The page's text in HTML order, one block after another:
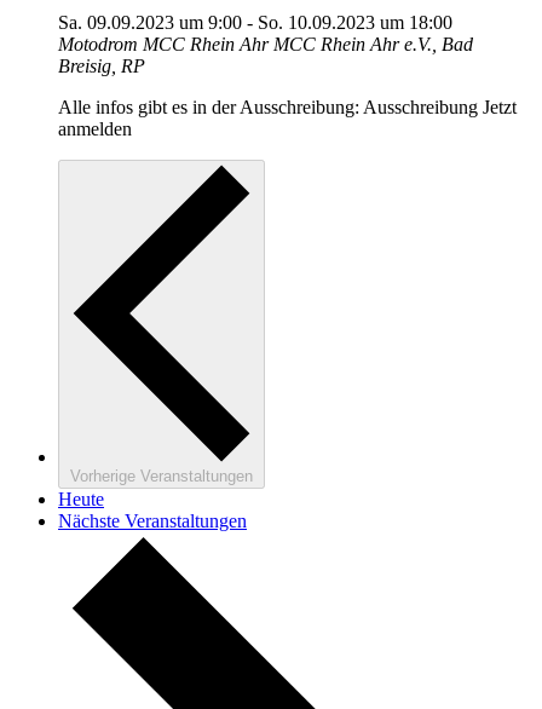
Sa. 09.09.2023 um 9:00 - So. 10.09.2023 um 18:00
Motodrom MCC Rhein Ahr MCC Rhein Ahr e.V., Bad
Breisig, RP
Alle infos gibt es in der Ausschreibung: Ausschreibung Jetzt
anmelden
Vorherige Veranstaltungen
Heute
Nächste Veranstaltungen